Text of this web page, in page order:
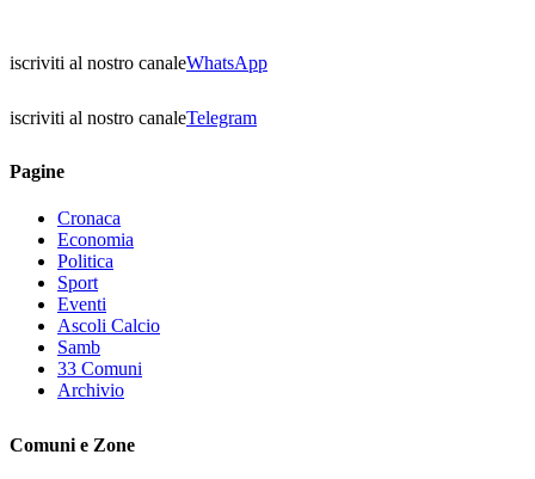
iscriviti al nostro canaleWhatsApp
iscriviti al nostro canaleTelegram
Pagine
Cronaca
Economia
Politica
Sport
Eventi
Ascoli Calcio
Samb
33 Comuni
Archivio
Comuni e Zone